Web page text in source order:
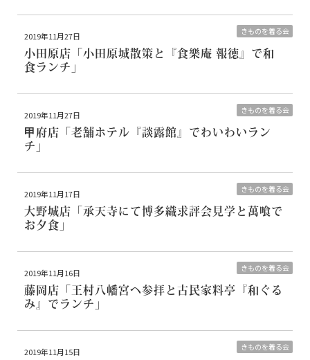
きものを着る会
2019年11月27日
小田原店 「小田原城散策と『食樂庵 報徳』で和
食ランチ」
きものを着る会
2019年11月27日
甲府店 「老舗ホテル『談露館』でわいわいラン
チ」
きものを着る会
2019年11月17日
大野城店 「承天寺にて博多織求評会見学と萬喰で
お夕食」
きものを着る会
2019年11月16日
藤岡店 「王村八幡宮ヘ参拝と古民家料亭『和ぐる
み』でランチ」
きものを着る会
2019年11月15日